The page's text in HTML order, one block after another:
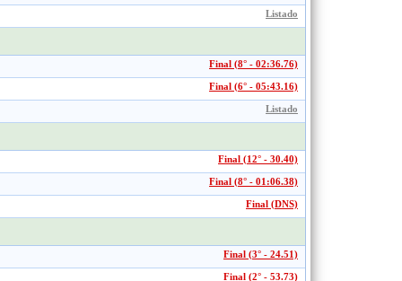
Listado
Final (8° - 02:36.76)
Final (6° - 05:43.16)
Listado
Final (12° - 30.40)
Final (8° - 01:06.38)
Final (DNS)
Final (3° - 24.51)
Final (2° - 53.73)